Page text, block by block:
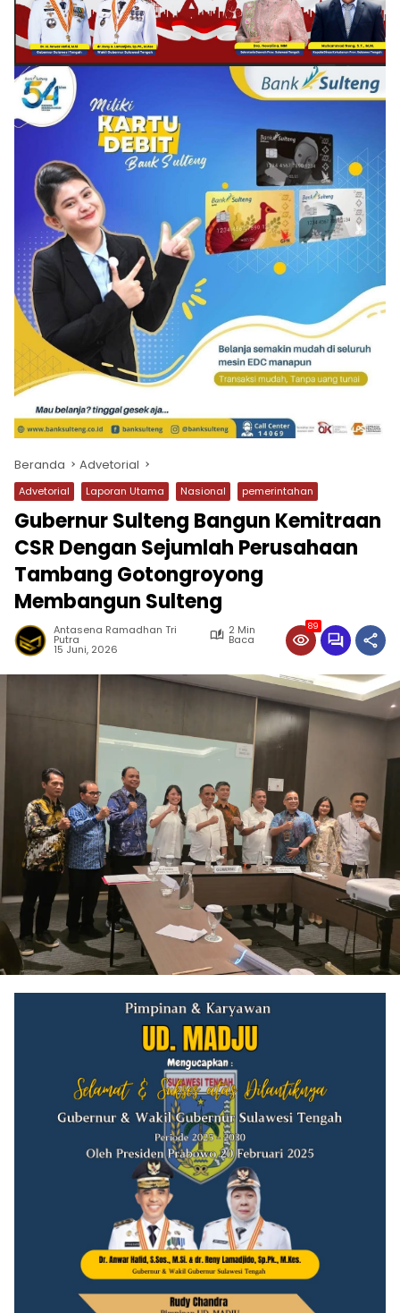
Beranda Advetorial
Advetorial Laporan Utama Nasional pemerintahan
Gubernur Sulteng Bangun Kemitraan
CSR Dengan Sejumlah Perusahaan
Tambang Gotongroyong
Membangun Sulteng
Antasena Ramadhan Tri
Putra
2 Min
Baca
15 Juni, 2026
89